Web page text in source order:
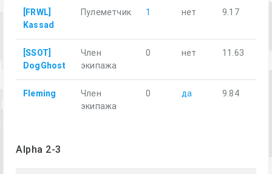
[FRWL]
Kassad
Пулеметчик 1 нет 9.17
[SSOT]
DogGhost
Член
экипажа
0 нет 11.63
Fleming
Член
экипажа
0 да 9.84
Alpha 2-3